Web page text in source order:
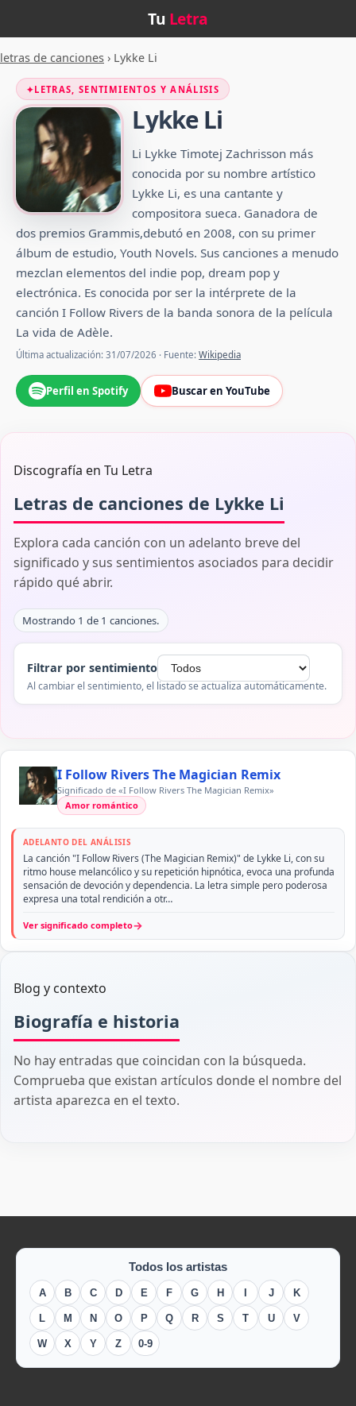
Tu Letra
letras de canciones › Lykke Li
✦LETRAS, SENTIMIENTOS Y ANÁLISIS
Lykke Li
Li Lykke Timotej Zachrisson más
conocida por su nombre artístico
Lykke Li, es una cantante y
compositora sueca. Ganadora de
dos premios Grammis,debutó en 2008, con su primer
álbum de estudio, Youth Novels. Sus canciones a menudo
mezclan elementos del indie pop, dream pop y
electrónica. Es conocida por ser la intérprete de la
canción I Follow Rivers de la banda sonora de la película
La vida de Adèle.
Última actualización: 31/07/2026 · Fuente: Wikipedia
Perfil en Spotify Buscar en YouTube
Discografía en Tu Letra
Letras de canciones de Lykke Li
Explora cada canción con un adelanto breve del
significado y sus sentimientos asociados para decidir
rápido qué abrir.
Mostrando 1 de 1 canciones.
Filtrar por sentimiento
Al cambiar el sentimiento, el listado se actualiza automáticamente.
I Follow Rivers The Magician Remix
Significado de «I Follow Rivers The Magician Remix»
Amor romántico
ADELANTO DEL ANÁLISIS
La canción "I Follow Rivers (The Magician Remix)" de Lykke Li, con su
ritmo house melancólico y su repetición hipnótica, evoca una profunda
sensación de devoción y dependencia. La letra simple pero poderosa
expresa una total rendición a otr…
Ver significado completo→
Blog y contexto
Biografía e historia
No hay entradas que coincidan con la búsqueda.
Comprueba que existan artículos donde el nombre del
artista aparezca en el texto.
Todos los artistas
A B C D E F G H I J K
L M N O P Q R S T U V
W X Y Z 0-9